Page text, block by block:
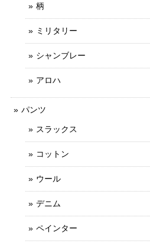
柄
ミリタリー
シャンブレー
アロハ
パンツ
スラックス
コットン
ウール
デニム
ペインター